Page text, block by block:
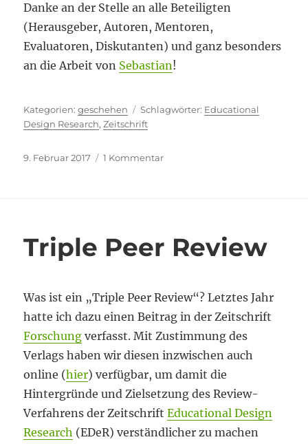
Danke an der Stelle an alle Beteiligten
(Herausgeber, Autoren, Mentoren,
Evaluatoren, Diskutanten) und ganz besonders
an die Arbeit von Sebastian!
Kategorien
geschehen Schlagwörter
Educational
Design Research,Zeitschrift
Veröffentlicht
9. Februar 2017 1 Kommentarzu
Triple Peer Review
Was ist ein „Triple Peer Review“? Letztes Jahr
hatte ich dazu einen Beitrag in der Zeitschrift
Forschung verfasst. Mit Zustimmung des
Verlags haben wir diesen inzwischen auch
online (hier) verfügbar, um damit die
Hintergründe und Zielsetzung des Review-
Verfahrens der ZeitschriftEducational Design
Research (EDeR) verständlicher zu machen